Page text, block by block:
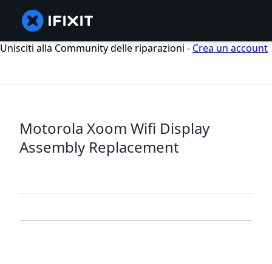
Unisciti alla Community delle riparazioni - Crea un account
Motorola Xoom Wifi Display
Assembly Replacement